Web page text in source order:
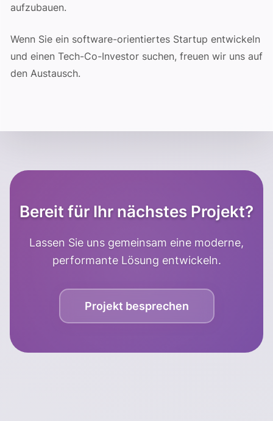
aufzubauen.
Wenn Sie ein software-orientiertes Startup entwickeln
und einen Tech-Co-Investor suchen, freuen wir uns auf
den Austausch.
Bereit für Ihr nächstes Projekt?
Lassen Sie uns gemeinsam eine moderne,
performante Lösung entwickeln.
Projekt besprechen